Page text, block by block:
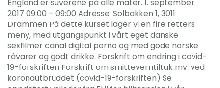
England er suverene på alle måter. 1. september
2017 09:00 – 09:00 Adresse: Solbakken 1, 3011
Drammen På dette kurset lager vi en fire retters
meny, med utgangspunkt i vårt eget danske
sexfilmer canal digital porno og med gode norske
råvarer og godt drikke. Forskrift om endring i covid-
19-forskriften Forskrift om smitteverntiltak mv. ved
koronautbruddet (covid-19-forskriften) Se